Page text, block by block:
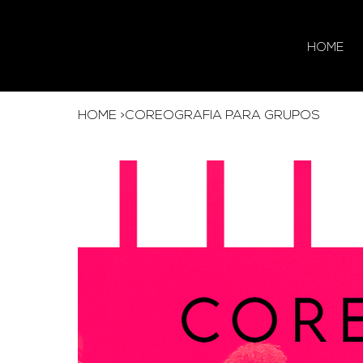
HOME
HOME >COREOGRAFIA PARA GRUPOS